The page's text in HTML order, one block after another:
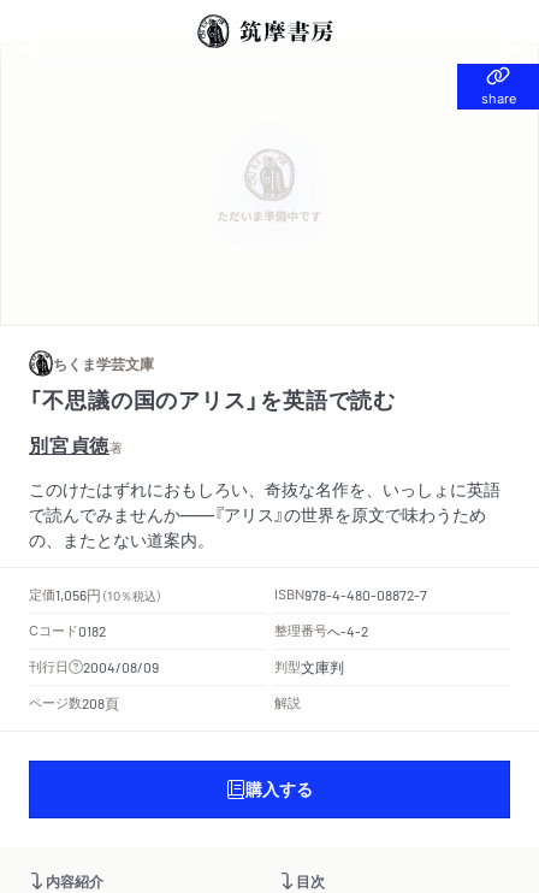
share
share
ちくま学芸文庫
「不思議の国のアリス」を英語で読む
別宮貞徳著
このけたはずれにおもしろい、奇抜な名作を、いっしょに英語
で読んでみませんか――『アリス』の世界を原文で味わうため
の、またとない道案内。
定価1,056円 （10％税込） ISBN978-4-480-08872-7
Cコード0182 整理番号ヘ-4-2
刊行日 2004/08/09 判型文庫判
ページ数208頁 解説
購入する
内容紹介 目次